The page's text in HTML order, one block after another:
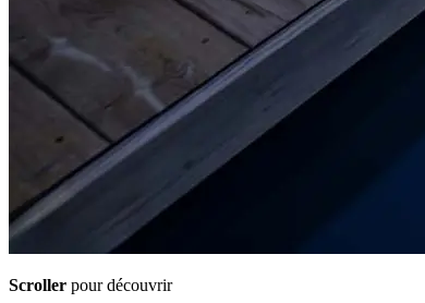
Scroller pour découvrir